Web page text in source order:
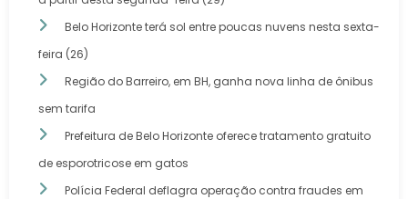
Belo Horizonte terá sol entre poucas nuvens nesta sexta-
feira (26)
Região do Barreiro, em BH, ganha nova linha de ônibus
sem tarifa
Prefeitura de Belo Horizonte oferece tratamento gratuito
de esporotricose em gatos
Polícia Federal deflagra operação contra fraudes em